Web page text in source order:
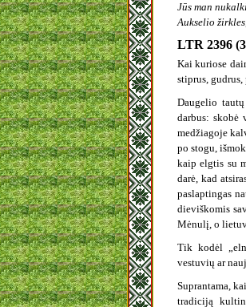
Jūs man
Aukselio
LTR 2396
Kai kuriose
stiprus,
Daugelio
darbus: skobė
medžiagoje
po stogu,
kaip elgtis su
darė, kad
paslaptingas
dieviškomis
Mėnulį, o
Tik kodėl
vestuvių ar
Suprantama,
tradiciją